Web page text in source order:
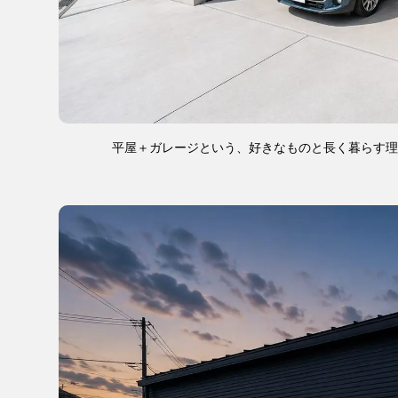
平屋＋ガレージという、好きなものと長く暮らす